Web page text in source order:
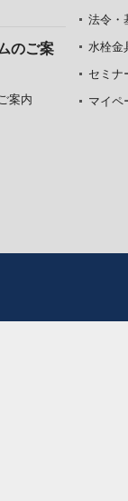
のご案
案内
法令・
水栓金
セミナ
マイペ